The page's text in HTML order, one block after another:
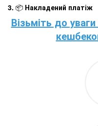
3. 📦 Накладений платіж
Візьміть до